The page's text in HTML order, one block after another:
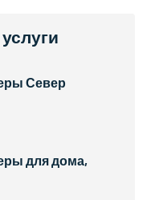
Север
для дома,